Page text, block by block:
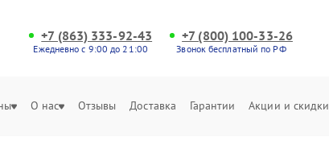
+7 (863) 333-92-43
Ежедневно с 9:00 до 21:00
+7 (800) 100-33-26
Звонок бесплатный по РФ
О нас Отзывы Доставка Гарантии Акции и скидки